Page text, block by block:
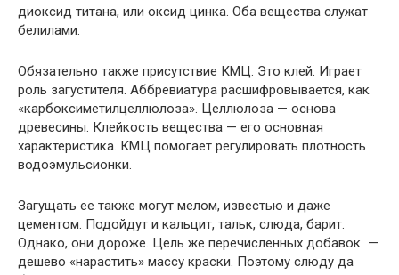
диоксид титана, или оксид цинка. Оба вещества служат
белилами.
Обязательно также присутствие КМЦ. Это клей. Играет
роль загустителя. Аббревиатура расшифровывается, как
«карбоксиметилцеллюлоза». Целлюлоза — основа
древесины. Клейкость вещества — его основная
характеристика. КМЦ помогает регулировать плотность
водоэмульсионки.
Загущать ее также могут мелом, известью и даже
цементом. Подойдут и кальцит, тальк, слюда, барит.
Однако, они дороже. Цель же перечисленных добавок —
дешево «нарастить» массу краски. Поэтому слюду да